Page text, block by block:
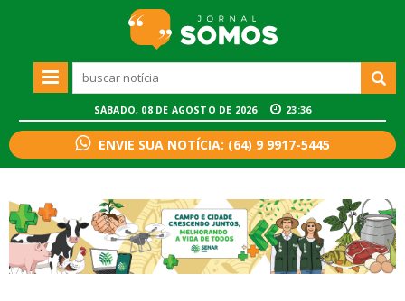
SÁBADO, 08 DE AGOSTO DE 2026 23:36
ENVIE SUA NOTÍCIA: (64) 9 9917-5445